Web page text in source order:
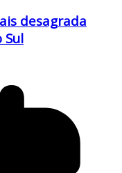
desagrada
Sul